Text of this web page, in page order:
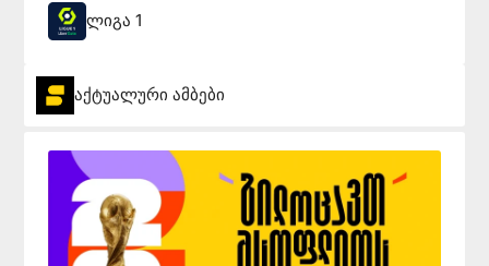
ლიგა 1
აქტუალური ამბები